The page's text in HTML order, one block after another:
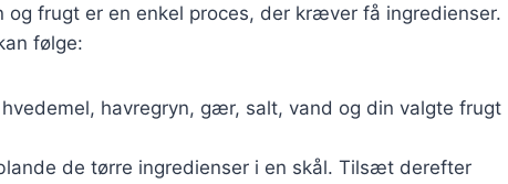
og frugt er en enkel proces, der kræver få ingredienser.
følge:
havregryn, gær, salt, vand og din valgte frugt
de tørre ingredienser i en skål. Tilsæt derefter